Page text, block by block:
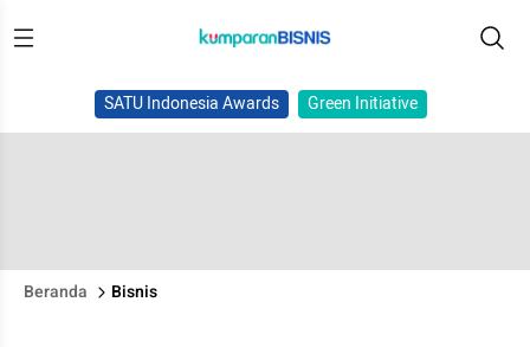
SATU Indonesia Awards Green Initiative
Beranda Bisnis